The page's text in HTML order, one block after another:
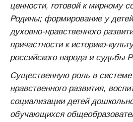
ценности, готовой к мирному
Родины; формирование у
духовно-нравственного
причастности к историко-
российского народа и судьбы
Существенную роль в
нравственного развития,
социализации детей
обучающихся